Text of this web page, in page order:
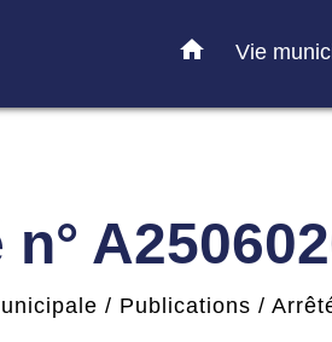
home Vie
/ Publications /